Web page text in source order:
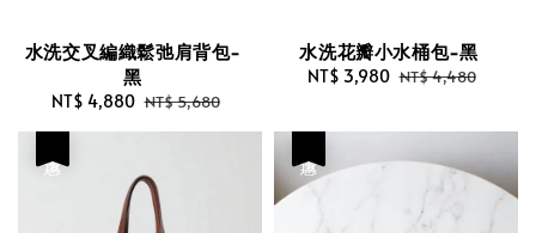
水洗交叉編織鬆弛肩背包-
黑
Sale
price
NT$ 4,880 Regular
price
NT$ 5,680
水洗花瓣小水桶包-黑
Sale
NT$ 3,980 Regular
NT$ 4,480